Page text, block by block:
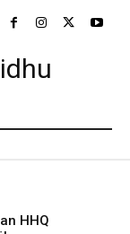
HHQ